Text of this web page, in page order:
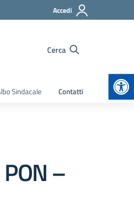
Accedi
Cerca
Sindacale Contatti
–